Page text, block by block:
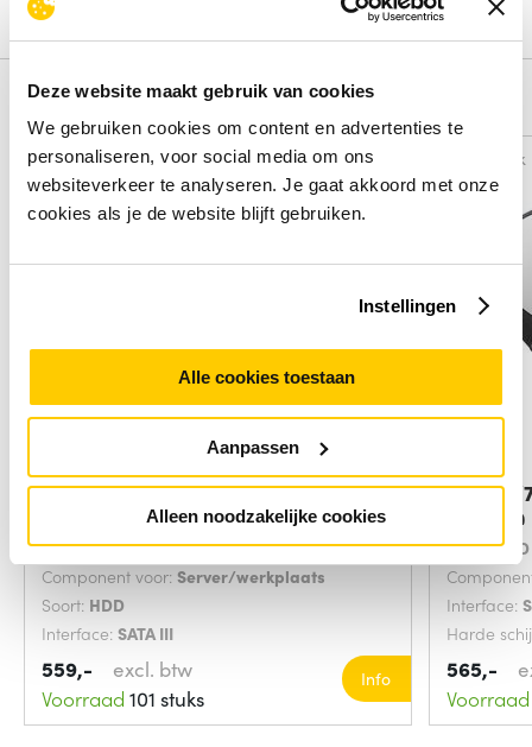
Deze website maakt gebruik van cookies
We gebruiken cookies om content en advertenties te
personaliseren, voor social media om ons
websiteverkeer te analyseren. Je gaat akkoord met onze
cookies als je de website blijft gebruiken.
Instellingen
Alle cookies toestaan
Aanpassen
Alleen noodzakelijke cookies
Alternatieven
Vergelijk
HPE 857648-K21 interne harde
schijf 10 TB
Hot-swap:Hot-swap ja
Component voor: Server/werkplaats
Soort: HDD
Interface: SATA III
559,-
excl. btw
Voorraad 101 stuks
Info
Vergelijk
DELL
TB 7200
Soort:HDD
Interface:
Harde
565,-
Voorraad